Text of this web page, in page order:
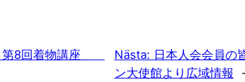
第8回着物講座
Nästa: 日本人会会員
ン大使館より広域情報